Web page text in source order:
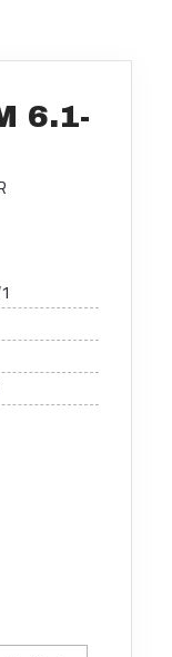
6.1-